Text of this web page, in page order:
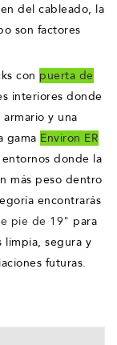
del cableado, la
son factores
con puerta de
interiores donde
y una
gama Environ ER
donde la
más peso dentro
encontrarás
pie de 19" para
limpia, segura y
futuras.